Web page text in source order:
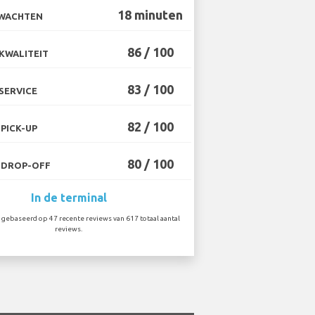
18 minuten
86 / 100
83 / 100
UP 82 / 100
OFF 80 / 100
In de terminal
op 47 recente reviews van 617 totaal aantal
reviews.